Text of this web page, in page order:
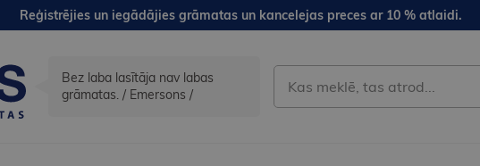
Reģistrējies un iegādājies grāmatas un kancelejas preces ar 10 % atlaidi.
Bez laba lasītāja nav labas
grāmatas. / Emersons /